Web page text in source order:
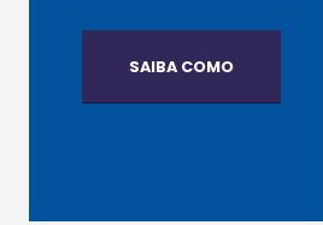
SAIBA COMO